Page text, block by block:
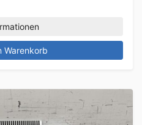
Warenkorb